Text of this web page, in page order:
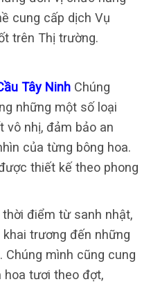
cung cấp dịch Vụ
trên Thị trường.
Tây Ninh Chúng
những một số loại
vô nhị, đảm bảo an
của từng bông hoa.
thiết kế theo phong
điểm từ sanh nhật,
trương đến những
Chúng mình cũng cung
hoa tươi theo đợt,